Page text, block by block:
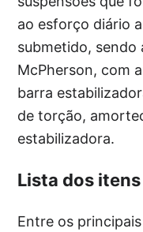
ao esforço diário
submetido, sendo
McPherson, com
barra
de torção,
estabilizadora.
Lista dos
Entre os